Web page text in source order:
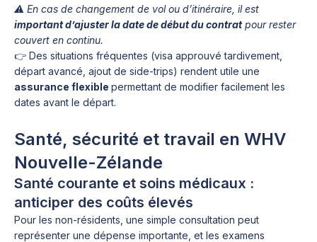
⚠️ En cas de changement de vol ou d’itinéraire, il est
important d’ajuster la date de début du contratpour rester
couvert en continu.
👉 Des situations fréquentes (visa approuvé tardivement,
départ avancé, ajout de side-trips) rendent utile une
assurance flexible permettant de modifier facilement les
dates avant le départ.
Santé, sécurité et travail en WHV
Nouvelle-Zélande
Santé courante et soins médicaux :
anticiper des coûts élevés
Pour les non-résidents, une simple consultation peut
représenter une dépense importante, et les examens